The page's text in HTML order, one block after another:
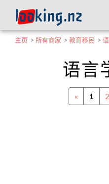
主页 > 所有商家 > 教育移民 >
语言
« 1 2